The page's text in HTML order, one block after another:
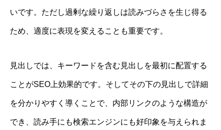
いです。ただし過剰な繰り返しは読みづらさを生じ得る
ため、適度に表現を変えることも重要です。
見出しでは、キーワードを含む見出しを最初に配置する
ことがSEO上効果的です。そしてその下の見出しで詳細
を分かりやすく導くことで、内部リンクのような構造が
でき、読み手にも検索エンジンにも好印象を与えられま